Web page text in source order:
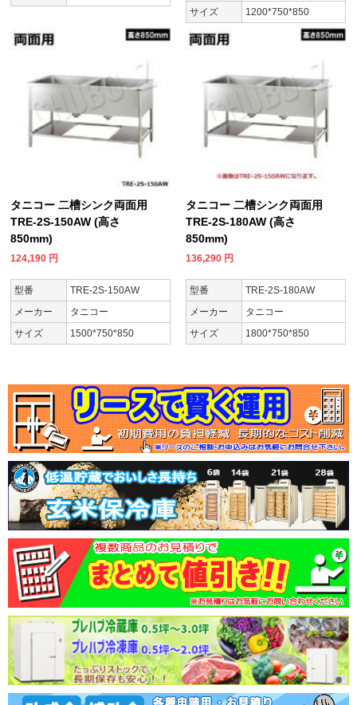
サイズ
1200*750*850
タニコー 二槽シンク両面用
TRE-2S-150AW (高さ
850mm)
124,190 円
型番
TRE-2S-150AW
メーカー
タニコー
サイズ
1500*750*850
タニコー 二槽シンク両面用
TRE-2S-180AW (高さ
850mm)
136,290 円
型番
TRE-2S-180AW
メーカー
タニコー
サイズ
1800*750*850